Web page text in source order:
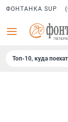
ФОНТАНКА SUP
Топ-10, куда